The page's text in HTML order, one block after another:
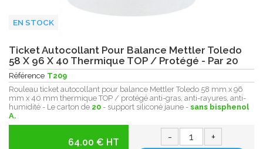
EN STOCK
Ticket Autocollant Pour Balance Mettler Toledo
58 X 96 X 40 Thermique TOP / Protégé - Par 20
Référence T209
Rouleau ticket autocollant pour balance Mettler Toledo 58 mm x 96
mm x 40 mm thermique TOP / protégé anti-gras, anti-rayures, anti-
humidité - Le carton de 20 - support siliconé jaune - sans bisphenol
A.
64.00 € HT - +